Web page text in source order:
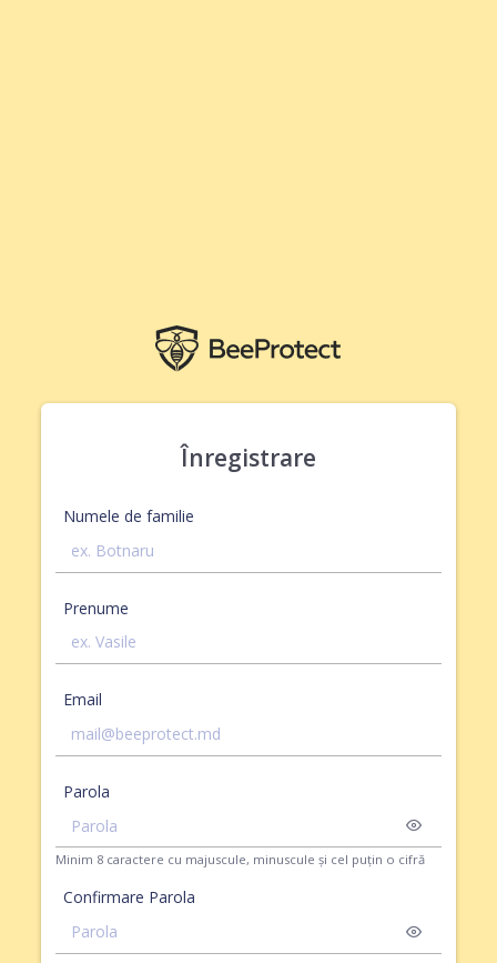
Înregistrare
Numele de familie
Prenume
Email
Parola
Minim 8 caractere cu majuscule, minuscule și cel puțin o cifră
Confirmare Parola